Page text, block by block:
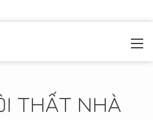
THẤT NHÀ